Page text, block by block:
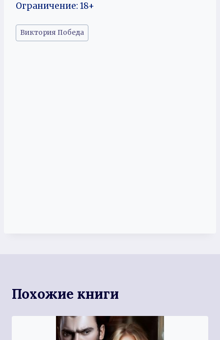
Ограничение: 18+
Метки
записи:
Виктория Победа
Похожие книги